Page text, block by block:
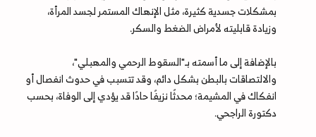
بمشكلات جسدية كثيرة، مثل الإنهاك المستمر لجسد المرأة،
وزيادة قابليته لأمراض الضغط والسكر.
بالإضافة إلى ما أسمته بـ"السقوط الرحمي والمهبلي"،
والالتصاقات بالبطن بشكل دائم، وقد تتسبب في حدوث انفصال أو
انفكاك في المشيمة؛ محدثًا نزيفًا حادًا قد يؤدي إلى الوفاة، بحسب
دكتورة الراجحي.